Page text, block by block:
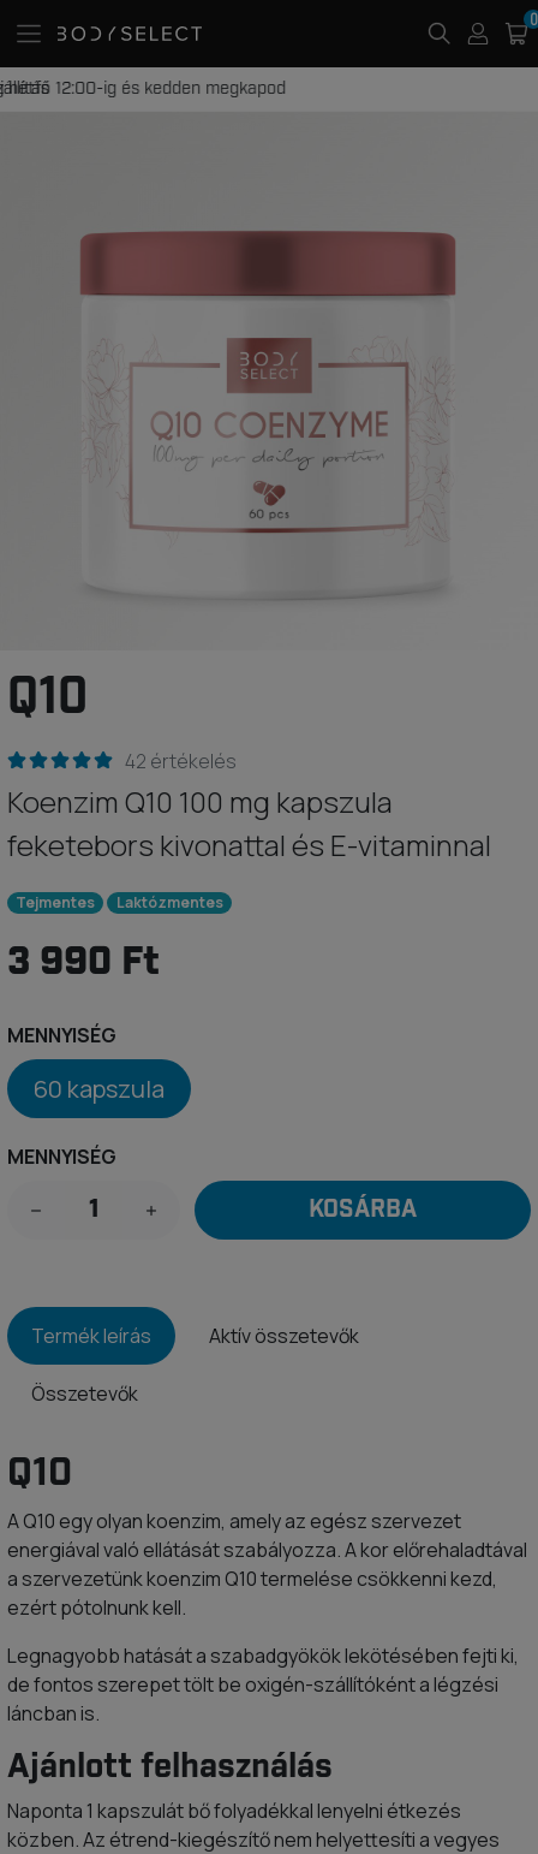
20 000 Ft -tól ingyenes kiszállítás
Q10
42 értékelés
Koenzim Q10 100 mg kapszula
feketebors kivonattal és E-vitaminnal
Tejmentes Laktózmentes
3 990 Ft
MENNYISÉG
60 kapszula
MENNYISÉG
KOSÁRBA
Termék leírás Aktív összetevők
Összetevők
Q10
A Q10 egy olyan koenzim, amely az egész szervezet
energiával való ellátását szabályozza. A kor előrehaladtával
a szervezetünk koenzim Q10 termelése csökkenni kezd,
ezért pótolnunk kell.
Legnagyobb hatását a szabadgyökök lekötésében fejti ki,
de fontos szerepet tölt be oxigén-szállítóként a légzési
láncban is.
Ajánlott felhasználás
Naponta 1 kapszulát bő folyadékkal lenyelni étkezés
közben. Az étrend-kiegészítő nem helyettesíti a vegyes
0